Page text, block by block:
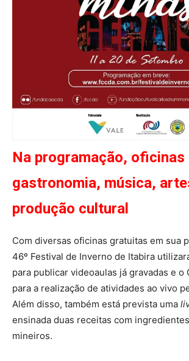
Na programação, oficinas
gastronomia, música,
produção cultural
Com diversas oficinas gratuitas em sua
46º Festival de Inverno de Itabira
para publicar videoaulas já gravadas e o
para a realização de atividades ao vivo
Além disso, também está prevista uma
ensinada duas receitas com
mineiros.